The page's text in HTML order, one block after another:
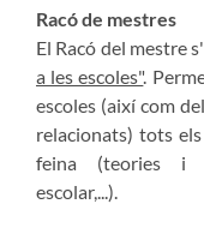
Racó de mestres
El Racó del mestre
a les escoles".
escoles (així com
relacionats) tots
feina (teories i
escolar,...).